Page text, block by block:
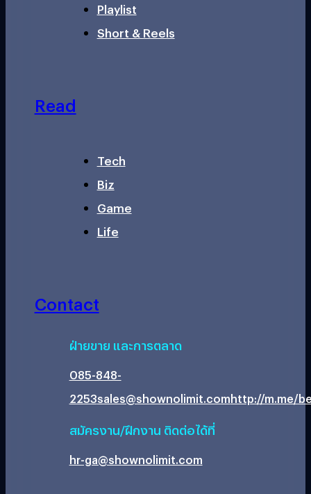
Playlist
Short & Reels
Read
Tech
Biz
Game
Life
Contact
ฝ่ายขาย และการตลาด
085-848-
2253sales@shownolimit.comhttp://m.me/
สมัครงาน/ฝึกงาน ติดต่อได้ที่
hr-ga@shownolimit.com